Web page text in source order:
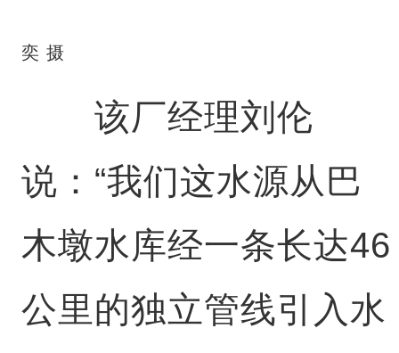
奕 摄
该厂经理刘伦
说：“我们这水源从巴
木墩水库经一条长达46
公里的独立管线引入水